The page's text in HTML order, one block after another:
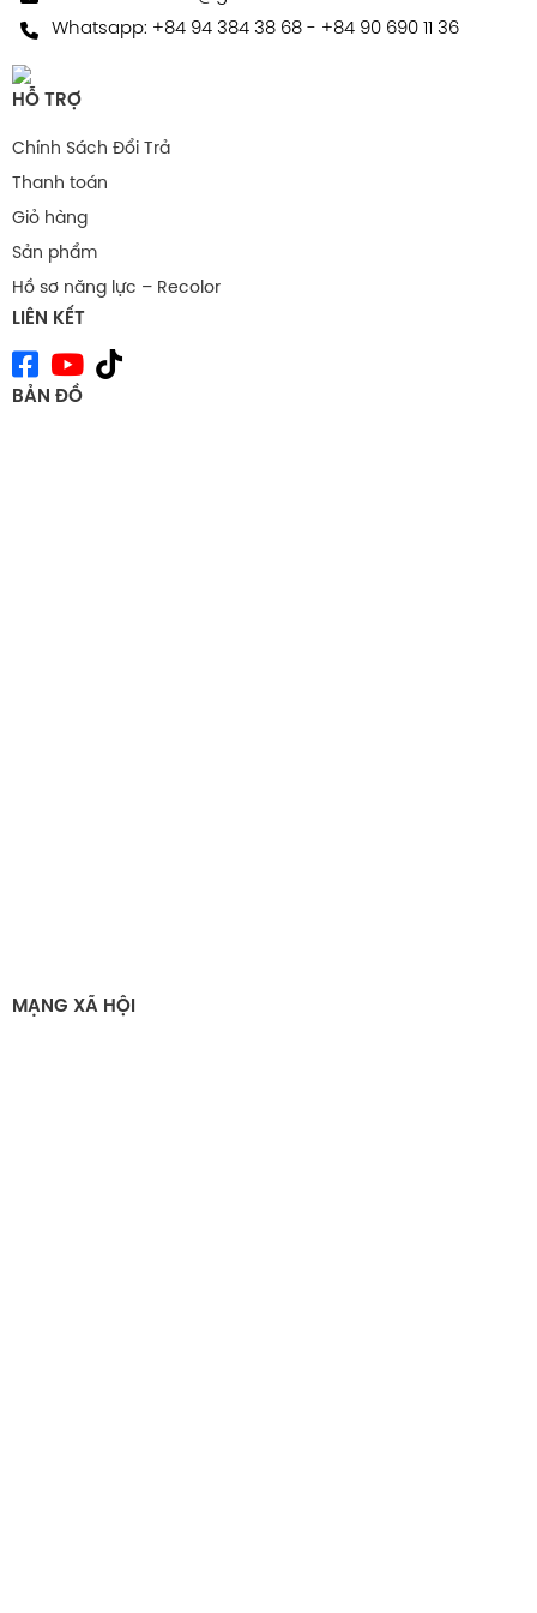
Cấu tạo hộp carton sóng B 14*14*8
Tính ứng dụng hộp carton sóng B
Tính ứng dụng hộp carton sóng B 14*14*8
Whatsapp: +84 94 384 38 68- +84 90 690 11 36
HỖ TRỢ
Chính Sách Đổi Trả
Thanh toán
Giỏ hàng
Sản phẩm
Hồ sơ năng lực – Recolor
LIÊN KẾT
BẢN ĐỒ
MẠNG XÃ HỘI